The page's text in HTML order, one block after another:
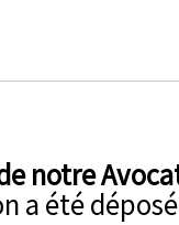
notre
a été